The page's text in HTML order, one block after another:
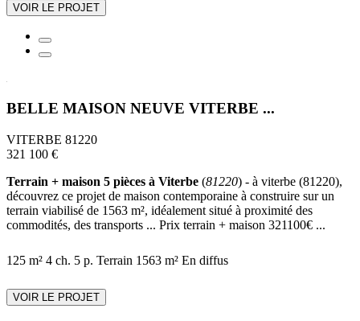
VOIR LE PROJET
BELLE MAISON NEUVE VITERBE ...
VITERBE 81220
321 100 €
Terrain + maison 5 pièces à Viterbe (81220) - à viterbe (81220),
découvrez ce projet de maison contemporaine à construire sur un
terrain viabilisé de 1563 m², idéalement situé à proximité des
commodités, des transports ... Prix terrain + maison 321100€ ...
125 m² 4 ch. 5 p. Terrain 1563 m² En diffus
VOIR LE PROJET